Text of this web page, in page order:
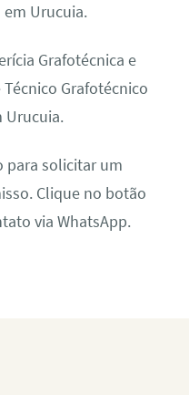
Urucuia.
Grafotécnica e
Grafotécnico
Urucuia.
para solicitar um
Clique no botão
via WhatsApp.